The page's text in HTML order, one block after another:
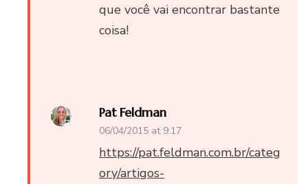
que você vai encontrar bastante
coisa!
Pat Feldman
06/04/2015 at 9:17
https://pat.feldman.com.br/categ
ory/artigos-